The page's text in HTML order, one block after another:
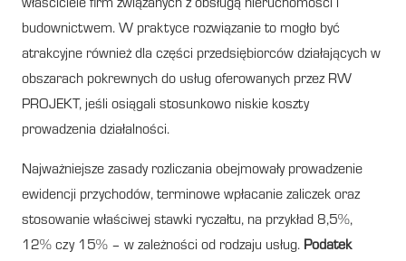
właściciele firm związanych z obsługą nieruchomości i
budownictwem. W praktyce rozwiązanie to mogło być
atrakcyjne również dla części przedsiębiorców działających w
obszarach pokrewnych do usług oferowanych przez RW
PROJEKT, jeśli osiągali stosunkowo niskie koszty
prowadzenia działalności.
Najważniejsze zasady rozliczania obejmowały prowadzenie
ewidencji przychodów, terminowe wpłacanie zaliczek oraz
stosowanie właściwej stawki ryczałtu, na przykład 8,5%,
12% czy 15% – w zależności od rodzaju usług. Podatek